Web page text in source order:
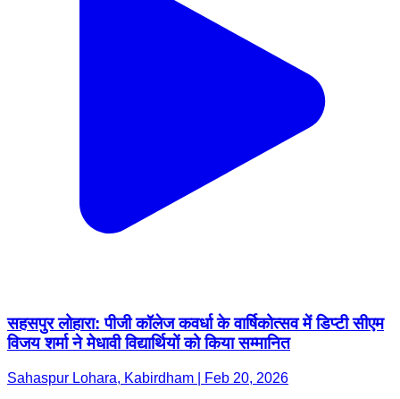
सहसपुर लोहारा: पीजी कॉलेज कवर्धा के वार्षिकोत्सव में डिप्टी सीएम
विजय शर्मा ने मेधावी विद्यार्थियों को किया सम्मानित
Sahaspur Lohara, Kabirdham | Feb 20, 2026